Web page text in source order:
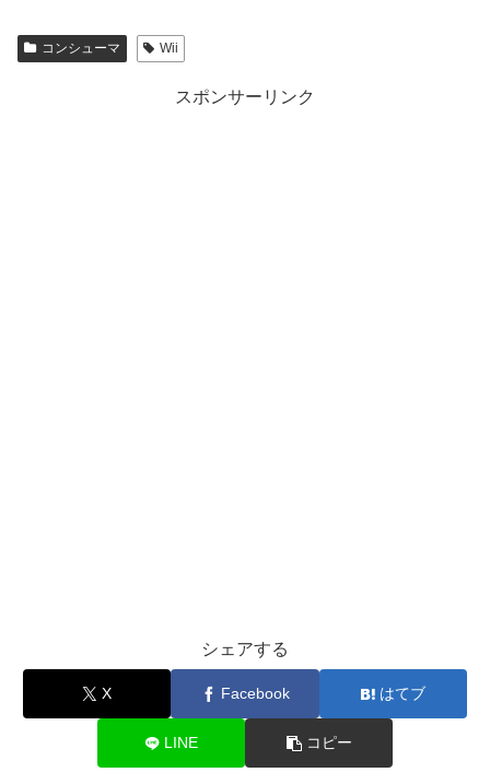
コンシューマ Wii
スポンサーリンク
シェアする
X Facebook はてブ
LINE コピー